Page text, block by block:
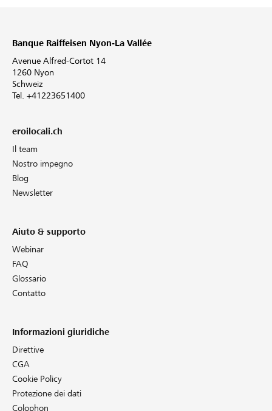
Banque Raiffeisen Nyon-La Vallée
Avenue Alfred-Cortot 14
1260 Nyon
Schweiz
Tel. +41223651400
eroilocali.ch
Il team
Nostro impegno
Blog
Newsletter
Aiuto & supporto
Webinar
FAQ
Glossario
Contatto
Informazioni giuridiche
Direttive
CGA
Cookie Policy
Protezione dei dati
Colophon